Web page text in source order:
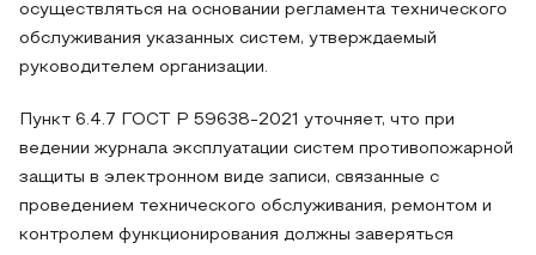
осуществляться на основании регламента технического
обслуживания указанных систем, утверждаемый
руководителем организации.
Пункт 6.4.7 ГОСТ Р 59638-2021 уточняет, что при
ведении журнала эксплуатации систем противопожарной
защиты в электронном виде записи, связанные с
проведением технического обслуживания, ремонтом и
контролем функционирования должны заверяться